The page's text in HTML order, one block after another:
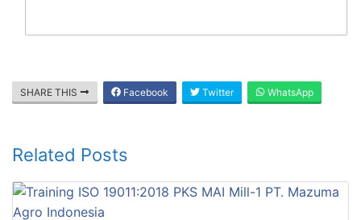
SHARE THIS Facebook Twitter WhatsApp
Related Posts